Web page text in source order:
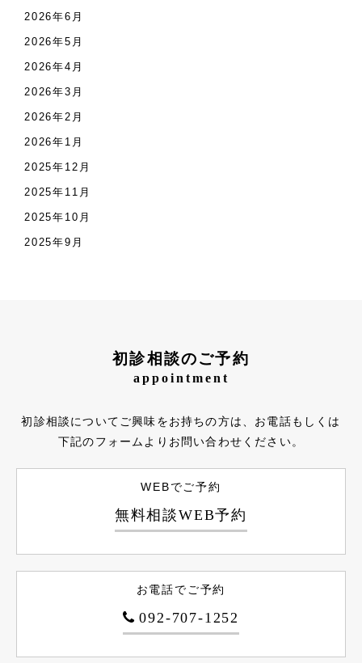
2026年6月
2026年5月
2026年4月
2026年3月
2026年2月
2026年1月
2025年12月
2025年11月
2025年10月
2025年9月
初診相談のご予約
appointment
初診相談についてご興味をお持ちの方は、お電話もしくは
下記のフォームよりお問い合わせください。
WEBでご予約
無料相談WEB予約
お電話でご予約
092-707-1252